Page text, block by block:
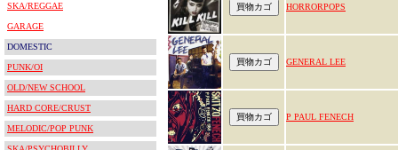
SKA/REGGAE
GARAGE
DOMESTIC
PUNK/OI
OLD/NEW SCHOOL
HARD CORE/CRUST
MELODIC/POP PUNK
HORRORPOPS
GENERAL LEE
P PAUL FENECH